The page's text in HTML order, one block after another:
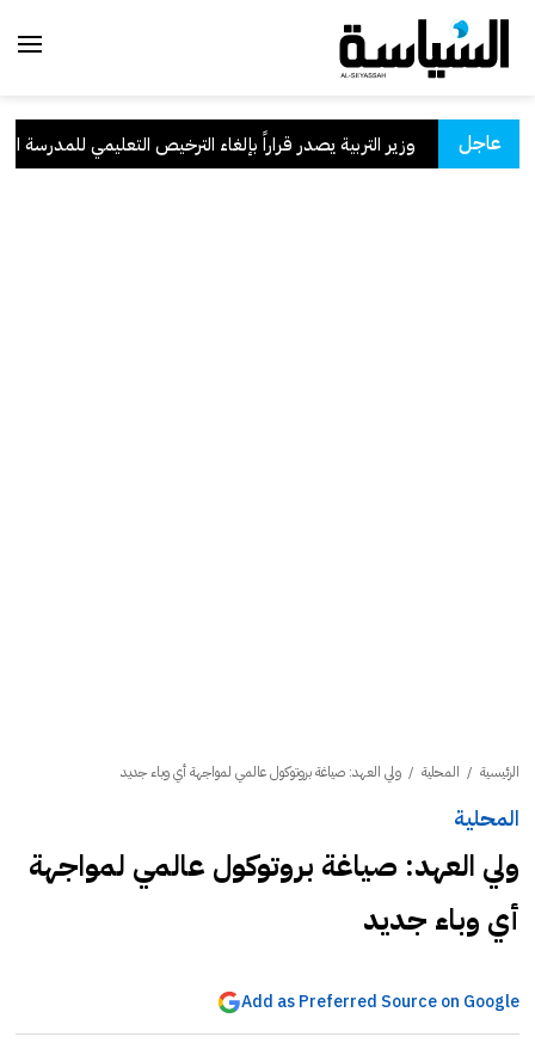
عاجل
. وزير التربية يصدر قراراً بإلغاء الترخيص التعليمي للمدرسة
الرئيسية / المحلية / ولي العهد: صياغة بروتوكول عالمي لمواجهة أي وباء جديد
المحلية
ولي العهد: صياغة بروتوكول عالمي لمواجهة
أي وباء جديد
Add as Preferred Source on Google